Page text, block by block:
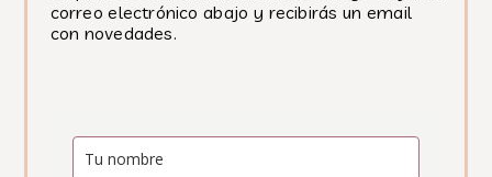
correo electrónico abajo y recibirás un email
con novedades.